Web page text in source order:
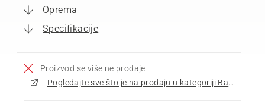
Oprema
Specifikacije
Proizvod se više ne prodaje
Pogledajte sve što je na prodaju u kategoriji Bacači snega